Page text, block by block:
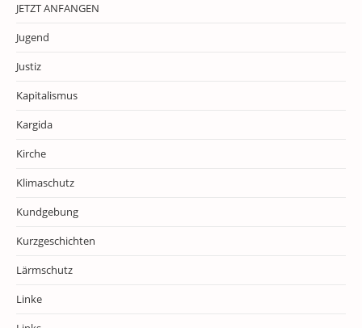
JETZT ANFANGEN
Jugend
Justiz
Kapitalismus
Kargida
Kirche
Klimaschutz
Kundgebung
Kurzgeschichten
Lärmschutz
Linke